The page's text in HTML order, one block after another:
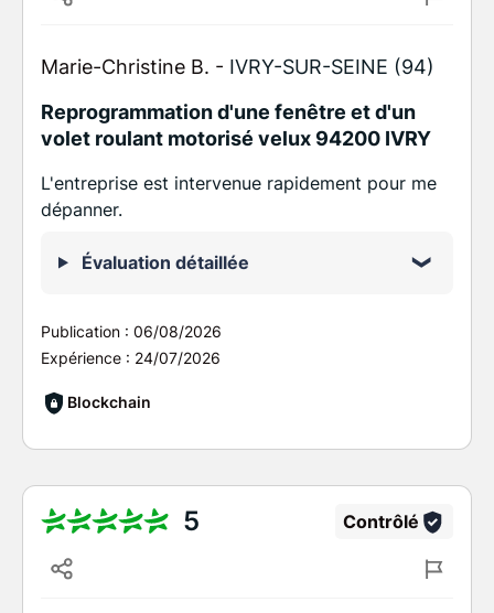
Marie-Christine B. - IVRY-SUR-SEINE (94)
Reprogrammation d'une fenêtre et d'un
volet roulant motorisé velux 94200 IVRY
L'entreprise est intervenue rapidement pour me
dépanner.
Évaluation détaillée
Publication : 06/08/2026
Expérience : 24/07/2026
Blockchain
5 Contrôlé